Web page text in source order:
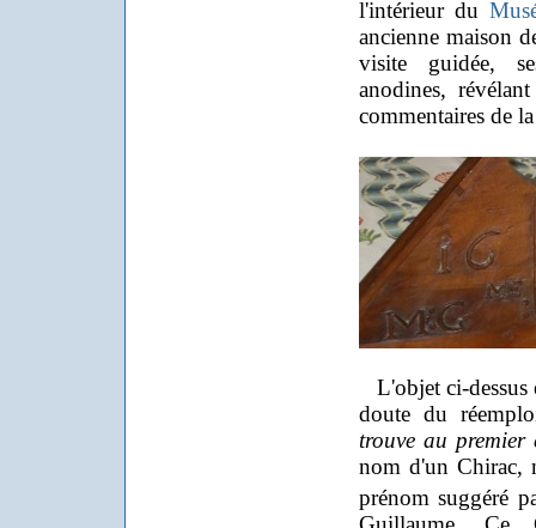
l'intérieur du
ancienne maison
visite guidée,
anodines,
commentaires de
L'objet ci-dessus
doute du
trouve au premier
nom d'un Chirac,
prénom suggéré